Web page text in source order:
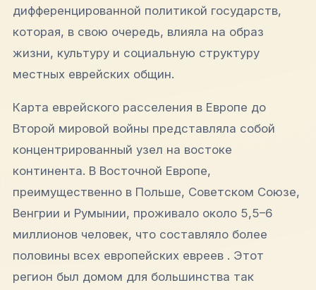
дифференцированной политикой государств,
которая, в свою очередь, влияла на образ
жизни, культуру и социальную структуру
местных еврейских общин.
Карта еврейского расселения в Европе до
Второй мировой войны представляла собой
концентрированный узел на востоке
континента. В Восточной Европе,
преимущественно в Польше, Советском Союзе,
Венгрии и Румынии, проживало около 5,5–6
миллионов человек, что составляло более
половины всех европейских евреев . Этот
регион был домом для большинства так